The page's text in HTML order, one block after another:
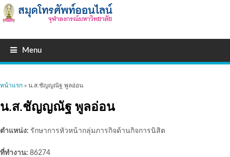
Menu
คุณอยู่ที่นี่
หน้าแรก » น.ส.ชัญญณัฐ พูลอ่อน
น.ส.ชัญญณัฐ พูลอ่อน
ตำแหน่ง: รักษาการหัวหน้ากลุ่มภารกิจด้านกิจการนิสิต
ที่ทำงาน: 86274